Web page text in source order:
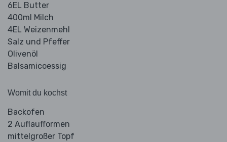
6EL Butter
400ml Milch
4EL Weizenmehl
Salz und Pfeffer
Olivenöl
Balsamicoessig
Womit du kochst
Backofen
2 Auflaufformen
mittelgroßer Topf